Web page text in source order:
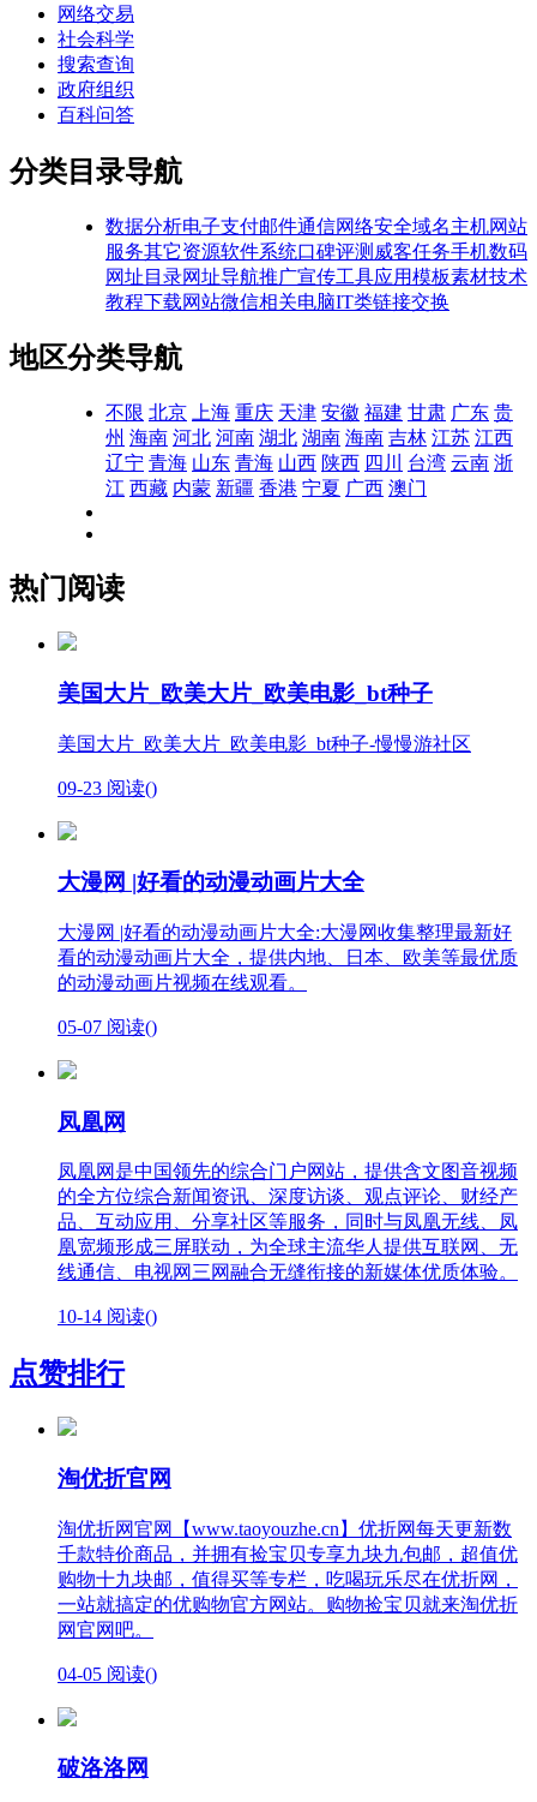
网络交易
社会科学
搜索查询
政府组织
百科问答
分类目录导航
数据分析电子支付邮件通信网络安全域名主机网站
服务其它资源软件系统口碑评测 威客任务手机数码
网址目录网址导航推广宣传工具应用模板素材技术
教程下载网站微信相关电脑IT类链接交换
地区分类导航
不限 北京 上海 重庆 天津 安徽 福建 甘肃 广东 贵
州 海南 河北 河南 湖北 湖南 海南 吉林 江苏 江西
辽宁 青海 山东 青海 山西 陕西 四川 台湾 云南 浙
江 西藏 内蒙 新疆 香港 宁夏 广西 澳门
热门阅读
美国大片_欧美大片_欧美电影_bt种子
美国大片_欧美大片_欧美电影_bt种子-慢慢游社区
09-23 阅读()
大漫网 |好看的动漫动画片大全
大漫网 |好看的动漫动画片大全:大漫网收集整理最新好
看的动漫动画片大全，提供内地、日本、欧美等最优质
的动漫动画片视频在线观看。
05-07 阅读()
凤凰网
凤凰网是中国领先的综合门户网站，提供含文图音视频
的全方位综合新闻资讯、深度访谈、观点评论、财经产
品、互动应用、分享社区等服务，同时与凤凰无线、凤
凰宽频形成三屏联动，为全球主流华人提供互联网、无
线通信、电视网三网融合无缝衔接的新媒体优质体验。
10-14 阅读()
点赞排行
淘优折官网
淘优折网官网【www.taoyouzhe.cn】优折网每天更新数
千款特价商品，并拥有捡宝贝专享九块九包邮，超值优
购物十九块邮，值得买等专栏，吃喝玩乐尽在优折网，
一站就搞定的优购物官方网站。购物捡宝贝就来淘优折
网官网吧。
04-05 阅读()
破洛洛网